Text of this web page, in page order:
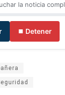
la noticia
⏹ Detener